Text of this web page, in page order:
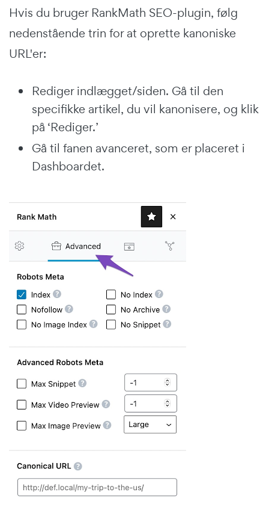
Hvis du bruger RankMath SEO-plugin, følg
nedenstående trin for at oprette kanoniske
URL'er:
Rediger indlægget/siden. Gå til den
specifikke artikel, du vil kanonisere, og klik
på ‘Rediger.’
Gå til fanen avanceret, som er placeret i
Dashboardet.